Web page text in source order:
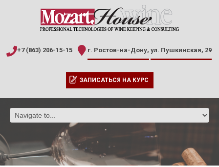
+7 (863) 206-15-15 г. Ростов-на-Дону, ул. Пушкинская, 29
ЗАПИСАТЬСЯ НА КУРС